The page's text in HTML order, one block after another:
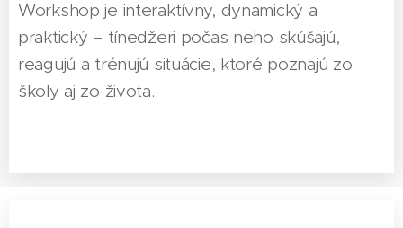
Workshop je interaktívny, dynamický a
praktický – tínedžeri počas neho skúšajú,
reagujú a trénujú situácie, ktoré poznajú zo
školy aj zo života.